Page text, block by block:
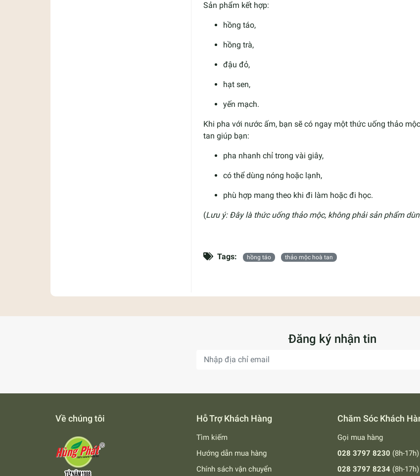
Sản phẩm kết hợp:
hồng táo,
hồng trà,
đậu đỏ,
hạt sen,
yến mạch.
Khi pha với nước ấm, bạn sẽ có ngay một thức uống thảo
tan giúp bạn:
pha nhanh chỉ trong vài giây,
có thể dùng nóng hoặc lạnh,
phù hợp mang theo khi đi làm hoặc đi học.
(Lưu ý: Đây là thức uống thảo mộc, không phải sản phẩm
Tags: hồng táo thảo mộc hoà tan
Đăng ký nhận tin
Về chúng tôi Hỗ Trợ Khách Hàng
Tìm kiếm
Hướng dẫn mua hàng
Chính sách vận chuyển
Chăm Sóc Khách
Gọi mua hàng
028 3797 8230 (8h-17h)
028 3797 8234 (8h-17h)